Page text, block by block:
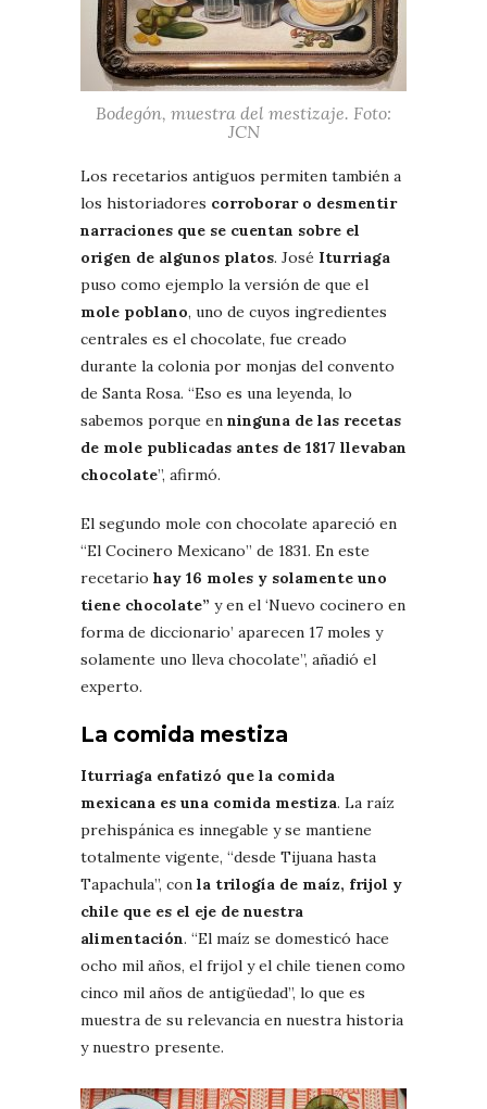
Bodegón, muestra del mestizaje. Foto:
JCN
Los recetarios antiguos permiten también a
los historiadores corroborar o desmentir
narraciones que se cuentan sobre el
origen de algunos platos. José Iturriaga
puso como ejemplo la versión de que el
mole poblano, uno de cuyos ingredientes
centrales es el chocolate, fue creado
durante la colonia por monjas del convento
de Santa Rosa. “Eso es una leyenda, lo
sabemos porque en ninguna de las recetas
de mole publicadas antes de 1817 llevaban
chocolate”, afirmó.
El segundo mole con chocolate apareció en
“El Cocinero Mexicano” de 1831. En este
recetario hay 16 moles y solamente uno
tiene chocolate” y en el ‘Nuevo cocinero en
forma de diccionario’ aparecen 17 moles y
solamente uno lleva chocolate”, añadió el
experto.
La comida mestiza
Iturriaga enfatizó que la comida
mexicana es una comida mestiza. La raíz
prehispánica es innegable y se mantiene
totalmente vigente, “desde Tijuana hasta
Tapachula”, con la trilogía de maíz, frijol y
chile que es el eje de nuestra
alimentación. “El maíz se domesticó hace
ocho mil años, el frijol y el chile tienen como
cinco mil años de antigüedad”, lo que es
muestra de su relevancia en nuestra historia
y nuestro presente.